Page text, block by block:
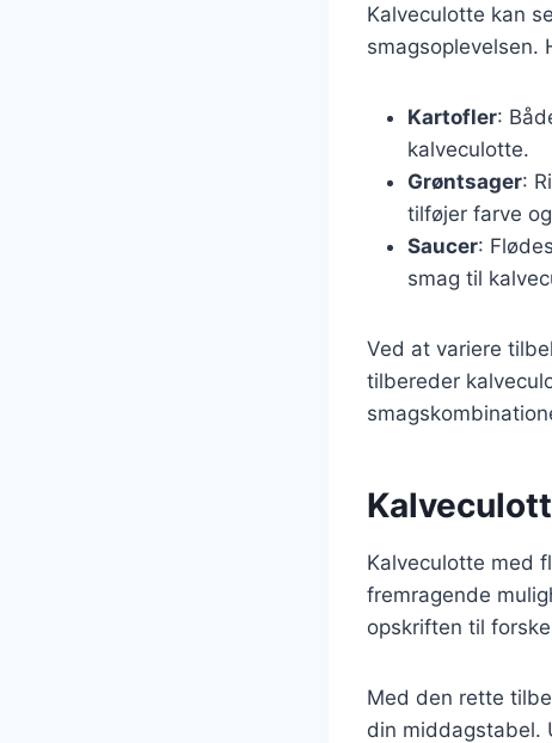
Kalveculotte kan
smagsoplevelsen.
Kartofler:
kalveculotte.
Grøntsager:
tilføjer farve
Saucer:
smag til
Ved at variere
tilbereder
Kalveculotte med
fremragende
opskriften til
Med den rette
din middagstabel.